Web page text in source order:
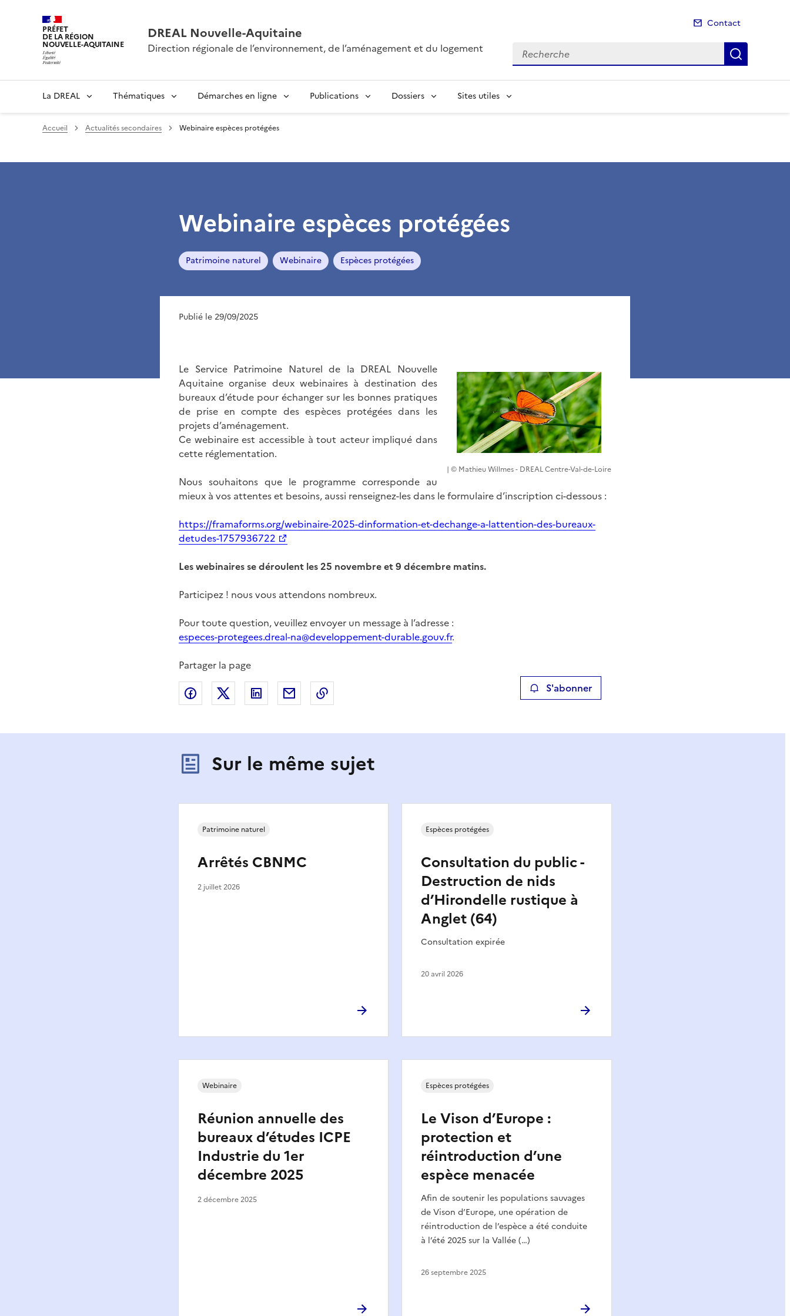
PRÉFET
DE LA RÉGION
NOUVELLE-AQUITAINE
DREAL Nouvelle-Aquitaine
Direction régionale de l’environnement, de l’aménagement et du logement
Contact
Recherche
La DREAL Thématiques Démarches en ligne Publications Dossiers Sites utiles
Accueil Actualités secondaires Webinaire espèces protégées
Webinaire espèces protégées
Patrimoine naturel Webinaire Espèces protégées
Publié le 29/09/2025
| © Mathieu Willmes - DREAL Centre-Val-de-Loire
Le Service Patrimoine Naturel de la DREAL Nouvelle
Aquitaine organise deux webinaires à destination des
bureaux d’étude pour échanger sur les bonnes pratiques
de prise en compte des espèces protégées dans les
projets d’aménagement.
Ce webinaire est accessible à tout acteur impliqué dans
cette réglementation.
Nous souhaitons que le programme corresponde au
mieux à vos attentes et besoins, aussi renseignez-les dans le formulaire d’inscription ci-dessous :
https://framaforms.org/webinaire-2025-dinformation-et-dechange-a-lattention-des-bureaux-
detudes-1757936722
Les webinaires se déroulent les 25 novembre et 9 décembre matins.
Participez ! nous vous attendons nombreux.
Pour toute question, veuillez envoyer un message à l’adresse :
especes-protegees.dreal-na@developpement-durable.gouv.fr.
Partager la page
Partager sur Facebook
Partager sur XPartager sur LinkedIn
Partager par emailCopier le lien de la page dans le presse-papier S'abonner
Sur le même sujet
Arrêtés CBNMC
Patrimoine naturel
2 juillet 2026
Consultation du public -
Destruction de nids
d’Hirondelle rustique à
Anglet (64)
Consultation expirée
Espèces protégées
20 avril 2026
Réunion annuelle des
bureaux d’études ICPE
Industrie du 1er
décembre 2025
Webinaire
2 décembre 2025
Le Vison d’Europe :
protection et
réintroduction d’une
espèce menacée
Afin de soutenir les populations sauvages
de Vison d’Europe, une opération de
réintroduction de l’espèce a été conduite
à l’été 2025 sur la Vallée (…)
Espèces protégées
26 septembre 2025